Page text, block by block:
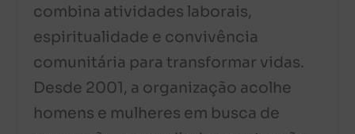
combina atividades laborais,
espiritualidade e convivência
comunitária para transformar vidas.
Desde 2001, a organização acolhe
homens e mulheres em busca de